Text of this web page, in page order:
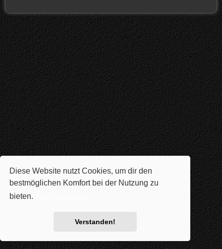
Diese Website nutzt Cookies, um dir den
bestmöglichen Komfort bei der Nutzung zu
bieten.
Verstanden!